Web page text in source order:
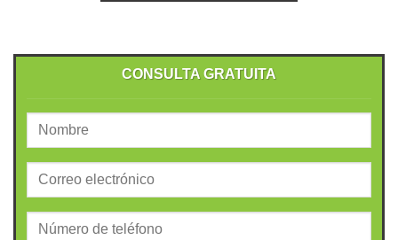
CONSULTA GRATUITA